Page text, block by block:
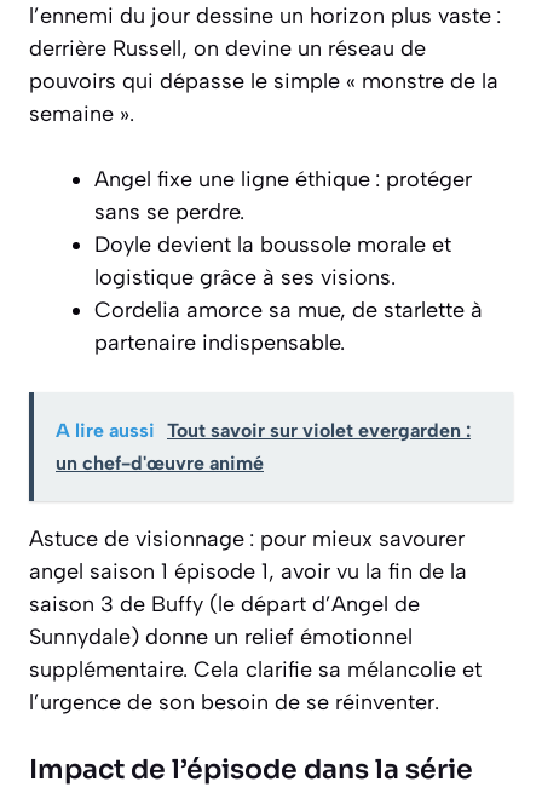
l’ennemi du jour dessine un horizon plus vaste :
derrière Russell, on devine un réseau de
pouvoirs qui dépasse le simple « monstre de la
semaine ».
Angel fixe une ligne éthique : protéger
sans se perdre.
Doyle devient la boussole morale et
logistique grâce à ses visions.
Cordelia amorce sa mue, de starlette à
partenaire indispensable.
A lire aussi Tout savoir sur violet evergarden :
un chef-d'œuvre animé
Astuce de visionnage : pour mieux savourer
angel saison 1 épisode 1, avoir vu la fin de la
saison 3 de Buffy (le départ d’Angel de
Sunnydale) donne un relief émotionnel
supplémentaire. Cela clarifie sa mélancolie et
l’urgence de son besoin de se réinventer.
Impact de l’épisode dans la série